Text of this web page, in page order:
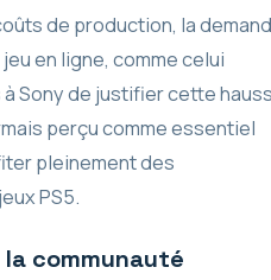
de production, la
en ligne, comme celui
Sony de justifier cette
perçu comme essentiel
pleinement des
PS5.
communauté